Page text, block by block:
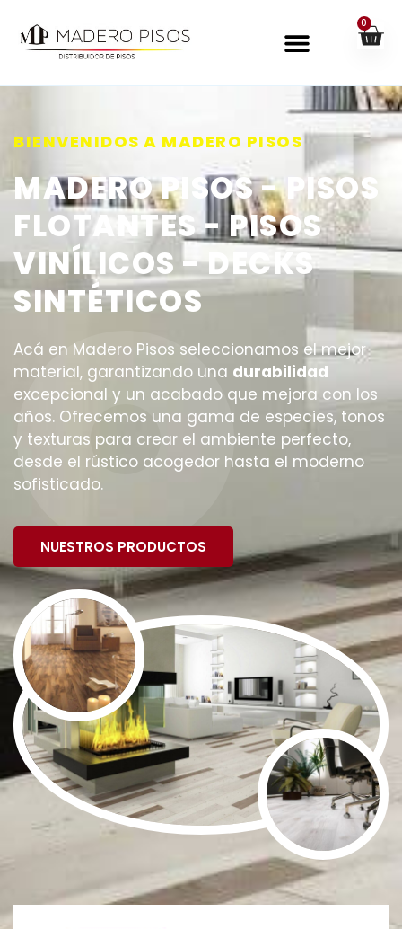
0
BIENVENIDOS A MADERO PISOS
MADERO PISOS - PISOS
FLOTANTES - PISOS
VINÍLICOS - DECKS
SINTÉTICOS
Acá en Madero Pisos seleccionamos el mejor
material, garantizando una durabilidad
excepcional y un acabado que mejora con los
años. Ofrecemos una gama de especies, tonos
y texturas para crear el ambiente perfecto,
desde el rústico acogedor hasta el moderno
sofisticado.
NUESTROS PRODUCTOS